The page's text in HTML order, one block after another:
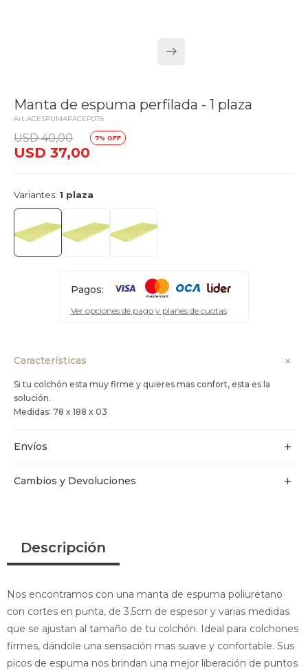
Manta de espuma perfilada - 1 plaza
ACESPUMAPACEP078
USD 37,00
USD 40,00 7
Variantes: 1 plaza
Pagos:
Ver opciones de pago y planes de cuotas
Características
Si tu colchón esta muy firme y quieres mas confort, esta es la
solución.
Medidas: 78 x 188 x 03
Envíos
Cambios y Devoluciones
Descripción
Nos encontramos con una manta de espuma poliuretano
con cortes en punta, de 3.5cm de espesor y varias medidas
que se ajustan al tamaño de tu colchón. Ideal para colchones
firmes, dándole una sensación mas suave y confortable. Sus
picos de espuma nos brindan una mejor liberación de puntos